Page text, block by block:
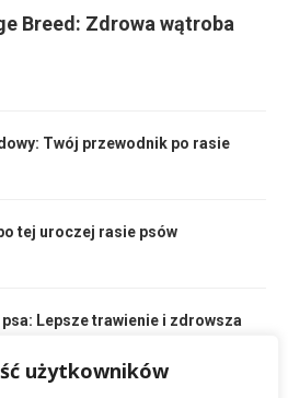
użytkowników
Breed: Zdrowa wątroba
Twój przewodnik po rasie
tej uroczej rasie psów
Lepsze trawienie i zdrowsza